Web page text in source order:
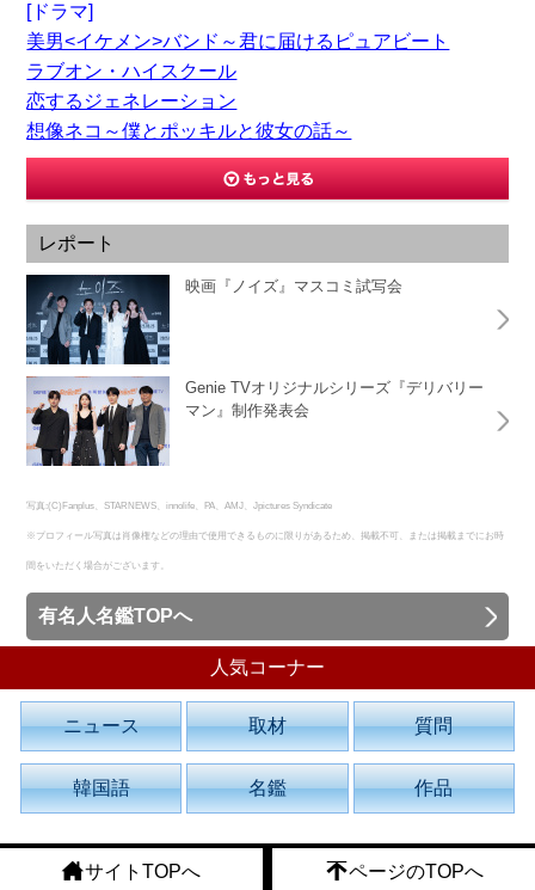
[ドラマ]
美男<イケメン>バンド～君に届けるピュアビート
ラブオン・ハイスクール
恋するジェネレーション
想像ネコ～僕とポッキルと彼女の話～
レポート
映画『ノイズ』マスコミ試写会
Genie TVオリジナルシリーズ『デリバリー
マン』制作発表会
写真:(C)Fanplus、STARNEWS、innolife、PA、AMJ、Jpictures Syndicate
※プロフィール写真は肖像権などの理由で使用できるものに限りがあるため、掲載不可、または掲載までにお時
間をいただく場合がございます。
有名人名鑑TOPへ
人気コーナー
ニュース 取材 質問
韓国語 名鑑 作品
サイトTOPへ ページのTOPへ